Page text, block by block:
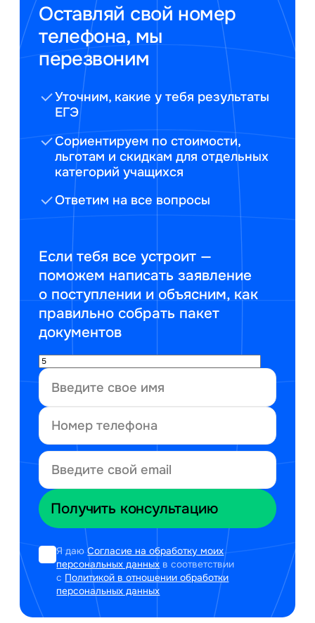
Оставляй свой номер
телефона, мы
перезвоним
Уточним, какие у тебя результаты
ЕГЭ
Сориентируем по стоимости,
льготам и скидкам для отдельных
категорий учащихся
Ответим на все вопросы
Если тебя все устроит —
поможем написать заявление
о поступлении и объясним, как
правильно собрать пакет
документов
Я даюСогласие на обработку моих
персональных данных в соответствии
с Политикой в отношении обработки
персональных данных